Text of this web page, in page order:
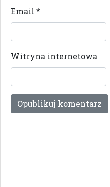
Email *
Witryna internetowa